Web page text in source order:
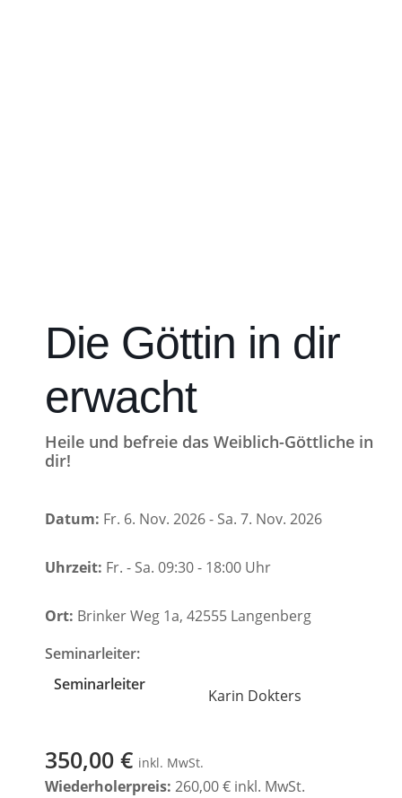
Die Göttin in dir
erwacht
Heile und befreie das Weiblich-Göttliche in
dir!
Datum: Fr. 6. Nov. 2026 - Sa. 7. Nov. 2026
Uhrzeit: Fr. - Sa. 09:30 - 18:00 Uhr
Ort: Brinker Weg 1a, 42555 Langenberg
Seminarleiter:
Seminarleiter
Karin Dokters
350,00 € inkl. MwSt.
Wiederholerpreis: 260,00 € inkl. MwSt.